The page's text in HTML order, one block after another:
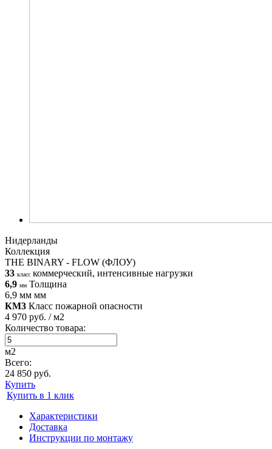
Нидерланды
Коллекция
THE BINARY - FLOW (ФЛОУ)
33 класс коммерческий, интенсивные нагрузки
6,9 мм Толщина
6,9 мм мм
КМ3 Класс пожарной опасности
4 970 руб. / м2
Количество товара:
м2
Всего:
24 850 руб.
Купить
Купить в 1 клик
Характеристики
Доставка
Инструкции по монтажу